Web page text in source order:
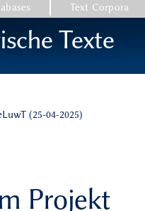
Text Corpora
Texte
(25-04-2025)
Projekt